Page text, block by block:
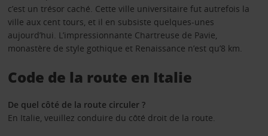
c’est un trésor caché. Cette ville universitaire fut autrefois la
ville aux cent tours, et il en subsiste quelques-unes
aujourd’hui. L’impressionnante Chartreuse de Pavie,
monastère de style gothique et Renaissance n’est qu’8 km.
Code de la route en Italie
De quel côté de la route circuler ?
En Italie, veuillez conduire du côté droit de la route.